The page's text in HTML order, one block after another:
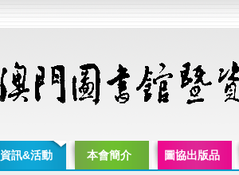
資訊&活動 本會簡介 圖協出版品